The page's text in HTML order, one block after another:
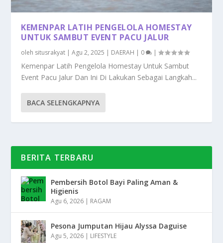
KEMENPAR LATIH PENGELOLA HOMESTAY
UNTUK SAMBUT EVENT PACU JALUR
oleh situsrakyat |Agu 2, 2025 | DAERAH | 0 |
Kemenpar Latih Pengelola Homestay Untuk Sambut
Event Pacu Jalur Dan Ini Di Lakukan Sebagai Langkah...
BACA SELENGKAPNYA
BERITA TERBARU
Pembersih Botol Bayi Paling Aman &
Higienis
Agu 6, 2026 | RAGAM
Pesona Jumputan Hijau Alyssa Daguise
Agu 5, 2026 | LIFESTYLE